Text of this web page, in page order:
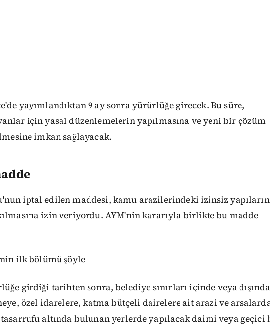
yayımlandıktan 9 ay sonra yürürlüğe girecek. Bu süre,
için yasal düzenlemelerin yapılmasına ve yeni bir çözüm
imkan sağlayacak.
iptal edilen maddesi, kamu arazilerindeki izinsiz yapıların
izin veriyordu. AYM'nin kararıyla birlikte bu madde
ilk bölümü şöyle
girdiği tarihten sonra, belediye sınırları içinde veya
özel idarelere, katma bütçeli dairelere ait arazi ve
altında bulunan yerlerde yapılacak daimi veya geçici